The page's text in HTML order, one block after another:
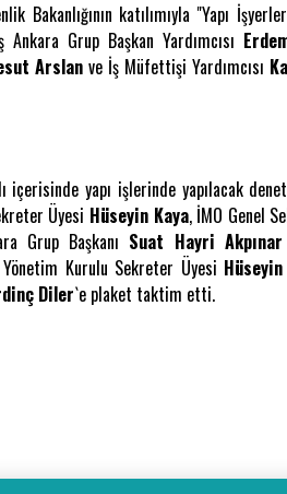
Bakanlığının katılımıyla "Yapı
Grup Başkan Yardımcısı
Arslan ve İş Müfettişi Yardımcısı
yapı işlerinde yapılacak
Üyesi Hüseyin Kaya, İMO Genel
Grup Başkanı Suat Hayri Akpınar
Yönetim Kurulu Sekreter Üyesi
Diler`e plaket taktim etti.